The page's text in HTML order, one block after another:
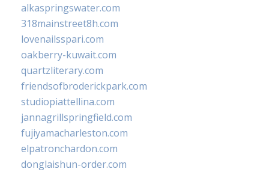
alkaspringswater.com
318mainstreet8h.com
lovenailsspari.com
oakberry-kuwait.com
quartzliterary.com
friendsofbroderickpark.com
studiopiattellina.com
jannagrillspringfield.com
fujiyamacharleston.com
elpatronchardon.com
donglaishun-order.com